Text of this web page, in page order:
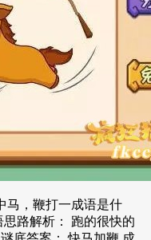
马，鞭打一成语是什
路解析： 跑的很快的